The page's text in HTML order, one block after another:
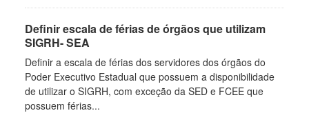
Definir escala de férias de órgãos que utilizam
SIGRH- SEA
Definir a escala de férias dos servidores dos órgãos do
Poder Executivo Estadual que possuem a disponibilidade
de utilizar o SIGRH, com exceção da SED e FCEE que
possuem férias...